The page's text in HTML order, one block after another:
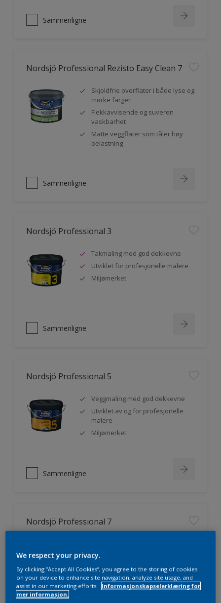
Sammenligne
Nordsjö Professional Rezisto Easy Clean 7
Skjoldfrie overflater i både lyse og
mørke farger
Flekkavvisende og suveren
vaskbarhet
Matte veggflater som tåler høy
belastning
Sammenligne
Nordsjö Professional 3
Takmaling med god dekkevne
Utviklet for profesjonelle malere
Miljømerket
Sammenligne
Nordsjö Professional 5
Veggmaling med god dekkevne
Utviklet av og for profesjonelle
malere
Miljømerket
Sammenligne
Nordsjö Professional 7
Lett å påføre og fordele
Jevnere og finere finish, også i
mørke farger
We respect your privacy.
By clicking “Accept All Cookies”, you agree to the storing of cookies
on your device to enhance site navigation, analyze site usage, and
assist in our marketing efforts.
Informasjonskapselerklæring for
mer informasjon.